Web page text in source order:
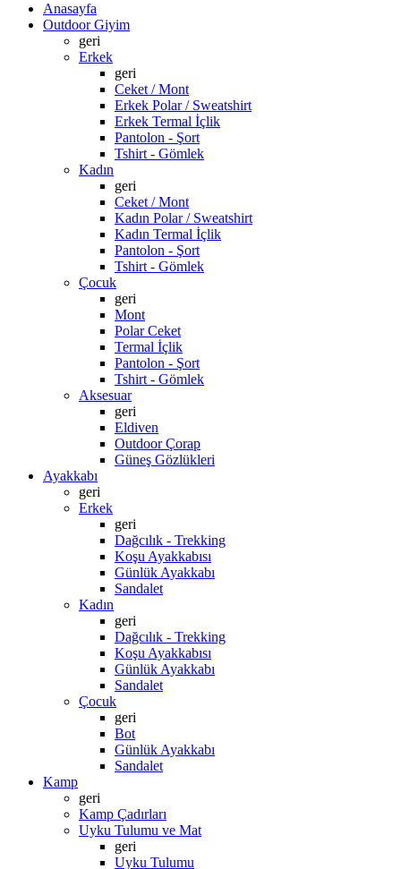
Anasayfa
Outdoor Giyim
geri
Erkek
geri
Ceket / Mont
Erkek Polar / Sweatshirt
Erkek Termal İçlik
Pantolon - Şort
Tshirt - Gömlek
Kadın
geri
Ceket / Mont
Kadın Polar / Sweatshirt
Kadın Termal İçlik
Pantolon - Şort
Tshirt - Gömlek
Çocuk
geri
Mont
Polar Ceket
Termal İçlik
Pantolon - Şort
Tshirt - Gömlek
Aksesuar
geri
Eldiven
Outdoor Çorap
Güneş Gözlükleri
Ayakkabı
geri
Erkek
geri
Dağcılık - Trekking
Koşu Ayakkabısı
Günlük Ayakkabı
Sandalet
Kadın
geri
Dağcılık - Trekking
Koşu Ayakkabısı
Günlük Ayakkabı
Sandalet
Çocuk
geri
Bot
Günlük Ayakkabı
Sandalet
Kamp
geri
Kamp Çadırları
Uyku Tulumu ve Mat
geri
Uyku Tulumu